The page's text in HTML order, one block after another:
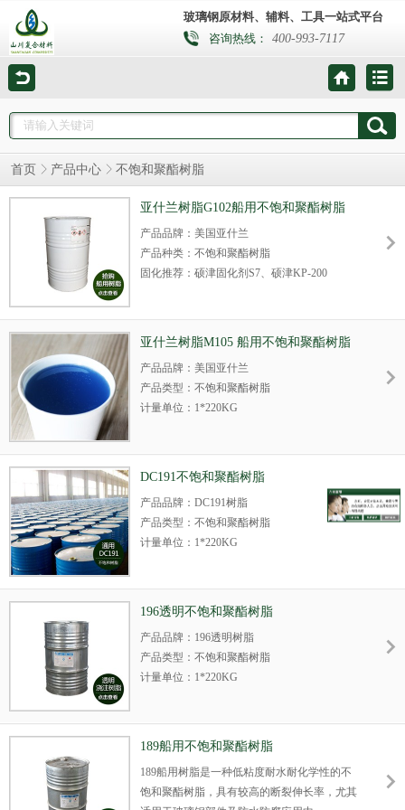
玻璃钢原材料、辅料、工具一站式平台
咨询热线：
400-993-7117
首页 产品中心 不饱和聚酯树脂
亚什兰树脂G102船用不饱和聚酯树脂
产品品牌：美国亚什兰
产品种类：不饱和聚酯树脂
固化推荐：硕津固化剂S7、硕津KP-200
产品简介：美国亚什兰树脂AROPOLTM
苯不饱和树脂,增韧低挥发型，不含蜡，粘度
低，浸润性好，节省树脂用量10%
亚什兰树脂M105 船用不饱和聚酯树脂
产品品牌：美国亚什兰
产品类型：不饱和聚酯树脂
计量单位：1*220KG
是一种预促进触变型船用邻苯不饱和聚酯树
脂，增韧低挥发型无气味，不含蜡，粘度低，
浸润性好，节省树脂用量10%，特别适用于耐
水耐候的玻璃钢领域。
DC191不饱和聚酯树脂
产品品牌：DC191树脂
产品类型：不饱和聚酯树脂
计量单位：1*220KG
产品简介：DC191邻苯型通用不饱和聚酯树脂,
机械性能好.收缩率低，强度高，综合性能好，
是一种适用性很广的树脂。
196透明不饱和聚酯树脂
产品品牌：196透明树脂
产品类型：不饱和聚酯树脂
计量单位：1*220KG
产品简介：196透明不饱和树脂具有固化时放
良好，适合浇铸和压制成型工艺。
189船用不饱和聚酯树脂
189船用树脂是一种低粘度耐水耐化学性的不
饱和聚酯树脂，具有较高的断裂伸长率，尤其